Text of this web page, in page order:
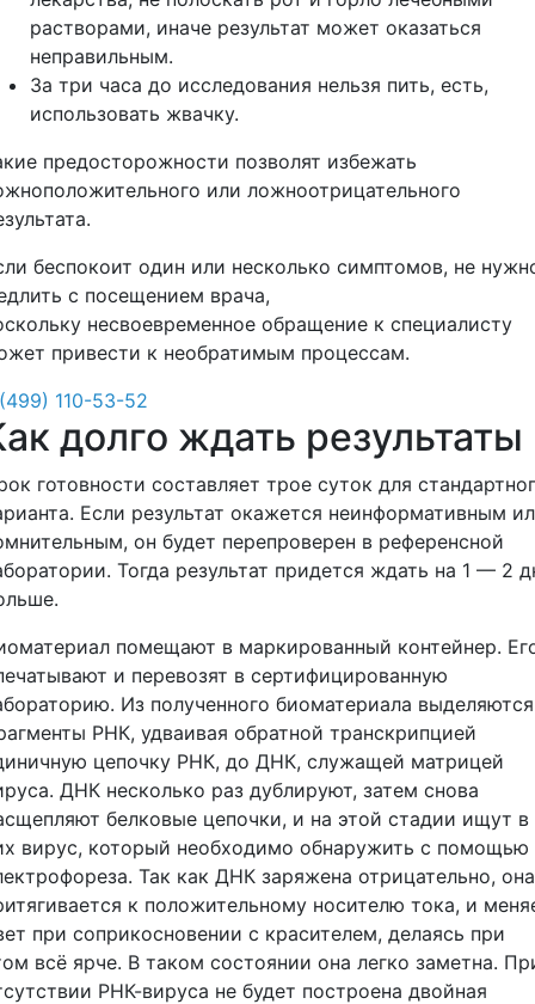
растворами, иначе результат может оказаться
неправильным.
За три часа до исследования нельзя пить, есть,
использовать жвачку.
предосторожности позволят избежать
или ложноотрицательного
беспокоит один или несколько симптомов, не
с посещением врача,
несвоевременное обращение к специалисту
привести к необратимым процессам.
110-53-52
долго ждать результаты
готовности составляет трое суток для
Если результат окажется неинформативным
он будет перепроверен в референсной
Тогда результат придется ждать на 1 — 2
помещают в маркированный контейнер.
и перевозят в сертифицированную
Из полученного биоматериала выделяются
РНК, удваивая обратной транскрипцией
цепочку РНК, до ДНК, служащей матрицей
ДНК несколько раз дублируют, затем снова
белковые цепочки, и на этой стадии ищут в
вирус, который необходимо обнаружить с помощью
Так как ДНК заряжена отрицательно, она
к положительному носителю тока, и
при соприкосновении с красителем, делаясь при
всё ярче. В таком состоянии она легко заметна.
РНК-вируса не будет построена двойная